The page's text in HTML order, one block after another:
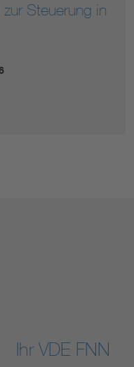
Steuerung in
Ihr VDE FNN